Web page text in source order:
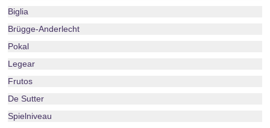
Biglia
Brügge-Anderlecht
Pokal
Legear
Frutos
De Sutter
Spielniveau